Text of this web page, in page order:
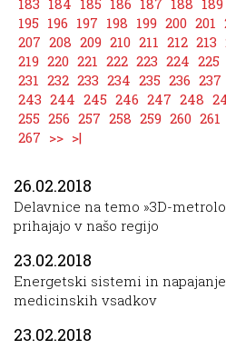
195 196 197 198 199 200 201
207 208 209 210 211 212 213
219 220 221 222 223 224 225
231 232 233 234 235 236 237
243 244 245 246 247 248
255 256 257 258 259 260 261
267 >> >|
26.02.2018
Delavnice na temo »3D-
prihajajo v našo regijo
23.02.2018
Energetski sistemi in
medicinskih vsadkov
23.02.2018